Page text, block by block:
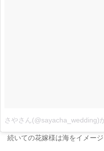
さやさん(@sayacha_wedding)
続いての花嫁様は海をイメージ